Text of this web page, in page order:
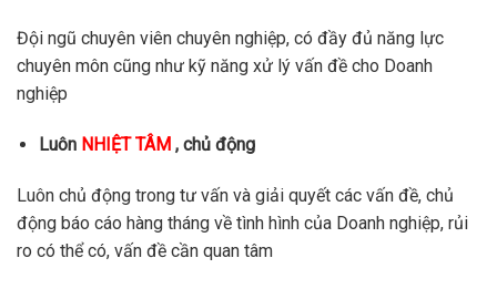
Đội ngũ chuyên viên chuyên nghiệp, có đầy đủ năng lực
chuyên môn cũng như kỹ năng xử lý vấn đề cho Doanh
nghiệp
Luôn NHIỆT TÂM , chủ động
Luôn chủ động trong tư vấn và giải quyết các vấn đề, chủ
động báo cáo hàng tháng về tình hình của Doanh nghiệp, rủi
ro có thể có, vấn đề cần quan tâm